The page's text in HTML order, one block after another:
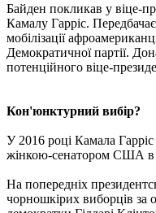
Байден покликав у віце-
Камалу Гарріс.
мобілізації
Демократичної партії.
потенційного віце-
Кон'юнктурний вибір?
У 2016 році Камала
жінкою-сенатором США в
На попередніх
чорношкірих виборців за